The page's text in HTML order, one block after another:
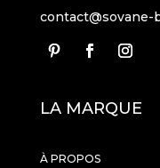
contact@sovane-
LA MARQUE
À PROPOS